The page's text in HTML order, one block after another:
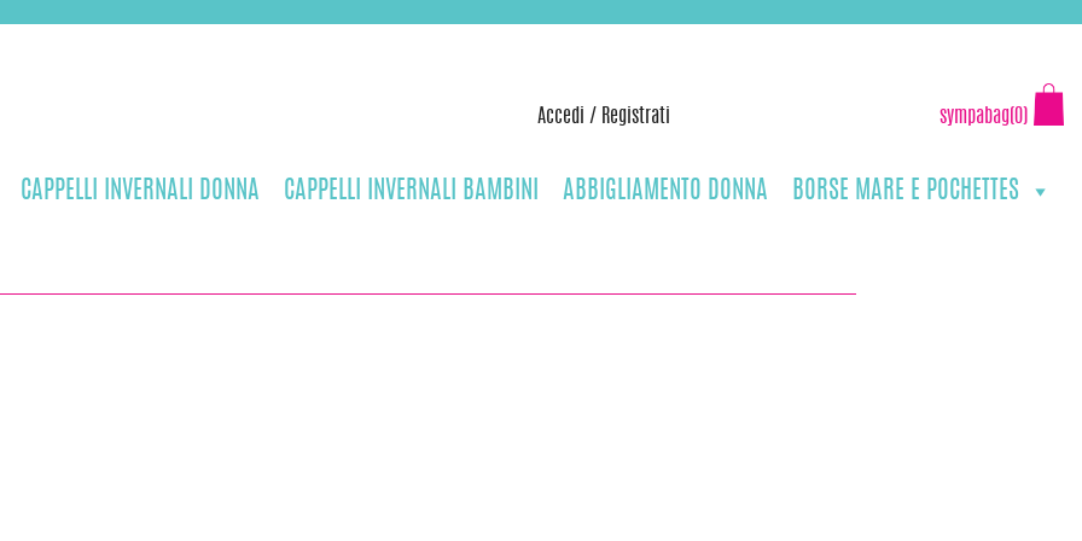
Accedi / Registrati sympabag(0)
CAPPELLI INVERNALI DONNA CAPPELLI INVERNALI BAMBINI ABBIGLIAMENTO DONNA BORSE MARE E POCHETTES